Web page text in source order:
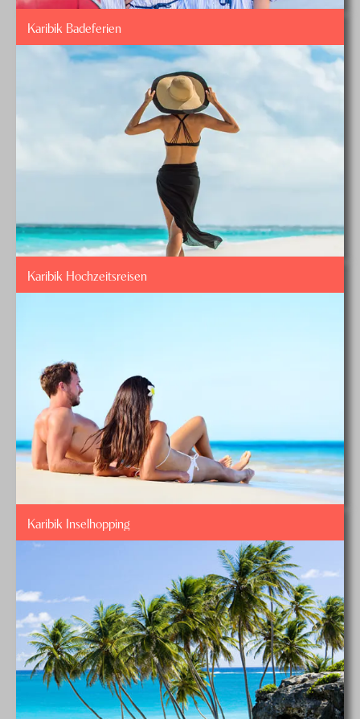
Karibik Badeferien
Karibik Hochzeitsreisen
Karibik Inselhopping